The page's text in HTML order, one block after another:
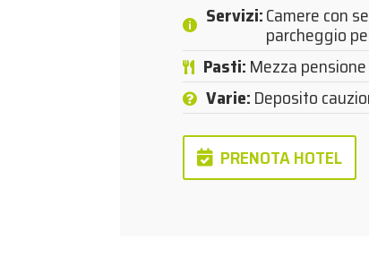
Servizi:Camere con
parcheggio
Pasti:Mezza
Varie:Deposito
PRENOTA HOTEL